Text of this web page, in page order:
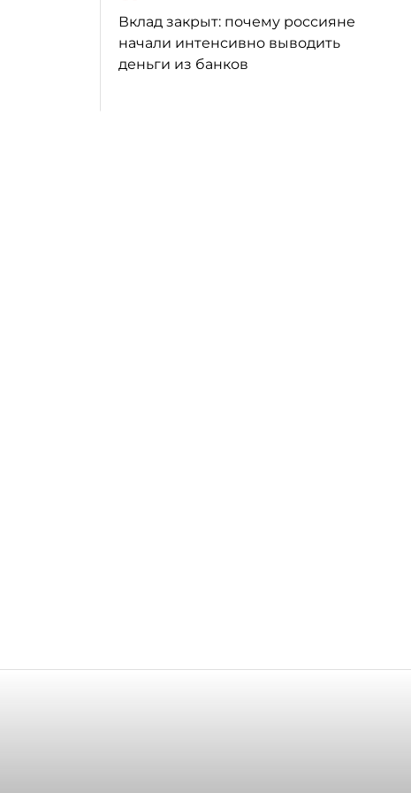
Вклад закрыт: почему россияне
начали интенсивно выводить
деньги из банков